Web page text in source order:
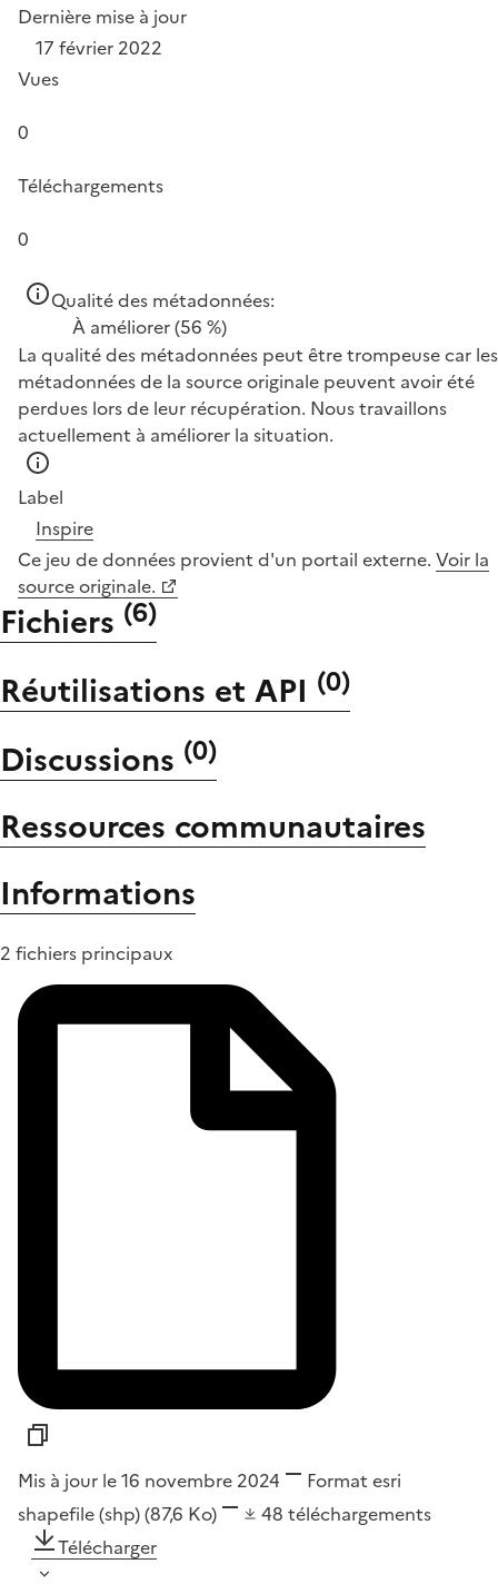
Dernière mise à jour
17 février 2022
Vues
0
Téléchargements
0
Qualité des métadonnées:
À améliorer(56 %)
La qualité des métadonnées peut être trompeuse car les
métadonnées de la source originale peuvent avoir été
perdues lors de leur récupération. Nous travaillons
actuellement à améliorer la situation.
Label
Inspire
Ce jeu de données provient d'un portail externe. Voir la
source originale.
Fichiers (6)
Réutilisations et API (0)
Discussions (0)
Ressources communautaires
Informations
2 fichiers principaux
Mis à jour le 16 novembre 2024 Format esri
shapefile (shp)(87,6 Ko) 48 téléchargements
Télécharger